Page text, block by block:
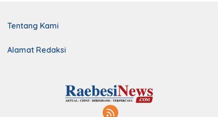
Tentang Kami
Alamat Redaksi